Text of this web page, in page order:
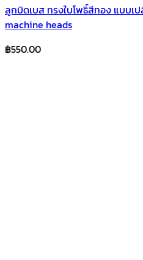
ลูกบิดเบส ทรงใบโพธิ์สีทอง แบบเ
machine heads
฿550.00